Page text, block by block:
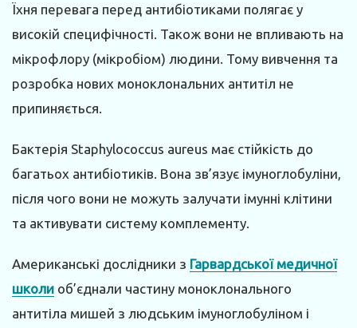
Їхня перевага перед антибіотиками полягає у
високій специфічності. Також вони не впливають на
мікрофлору (мікробіом) людини. Тому вивчення та
розробка нових моноклональних антитіл не
припиняється.
Бактерія Staphylococcus aureus має стійкість до
багатьох антибіотиків. Вона зв’язує імуноглобуліни,
після чого вони не можуть залучати імунні клітини
та активувати систему комплементу.
Американські дослідники з Гарвардської медичної
школи об’єднали частину моноклонального
антитіла мишей з людським імуноглобуліном і